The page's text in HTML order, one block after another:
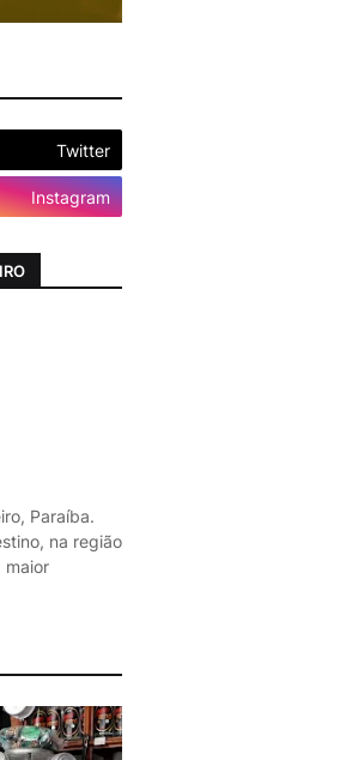
Twitter
Instagram
Paraíba.
na região
maior